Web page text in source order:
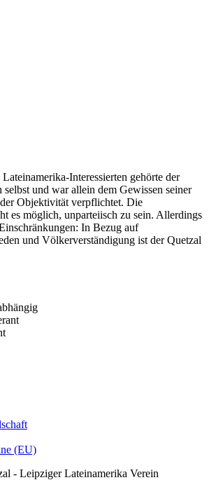
Interessierten gehörte der
selbst und war allein dem Gewissen seiner
Objektivität verpflichtet. Die
es möglich, unparteiisch zu sein. Allerdings
In Bezug auf
und Völkerverständigung ist der Quetzal
(EU)
- Leipziger Lateinamerika Verein